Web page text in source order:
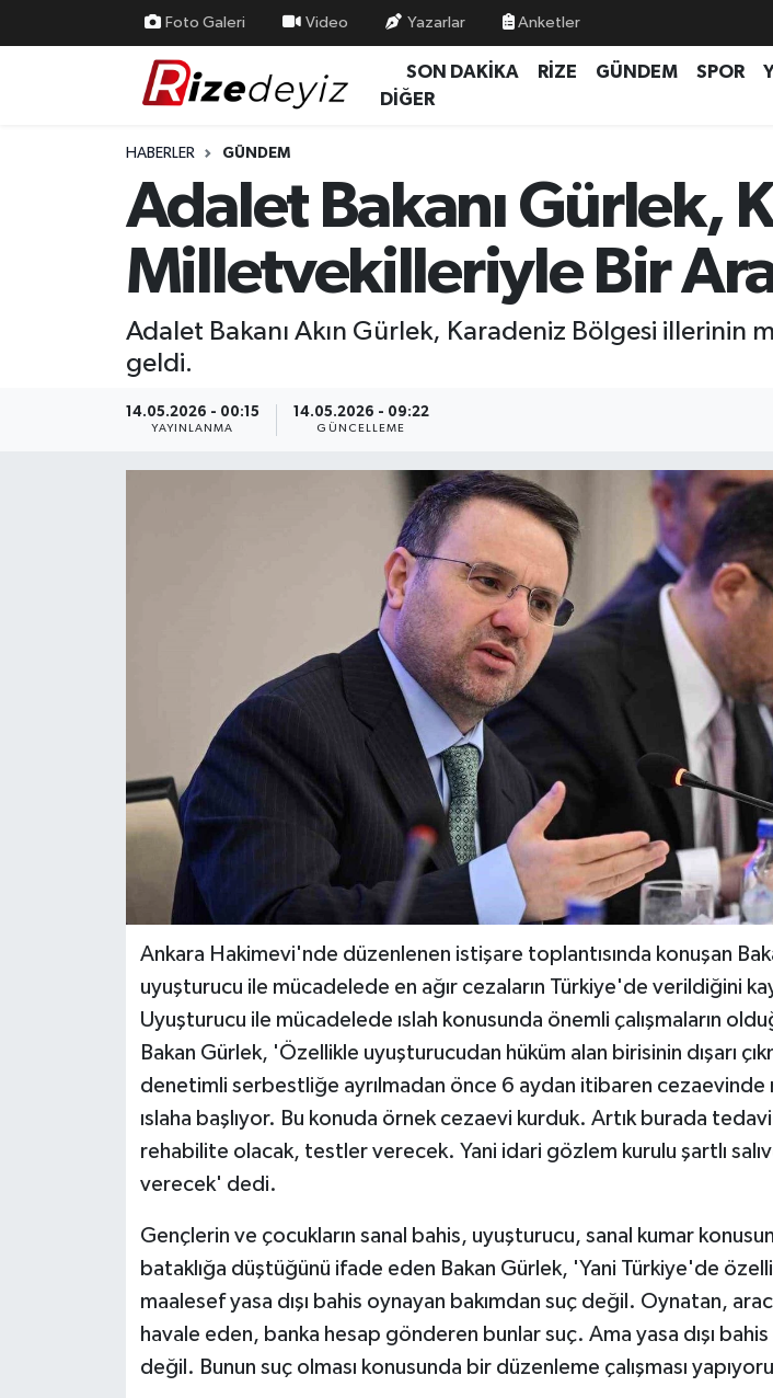
Foto Galeri Video Yazarlar Anketler
SON DAKİKA RİZE GÜNDEM SPOR
DİĞER
HABERLER GÜNDEM
Adalet Bakanı Gürlek,
Milletvekilleriyle Bir
Adalet Bakanı Akın Gürlek, Karadeniz Bölgesi illerinin
geldi.
14.05.2026 - 00:15
YAYINLANMA
14.05.2026 - 09:22
GÜNCELLEME
Ankara Hakimevi'nde düzenlenen istişare toplantısında konuşan
uyuşturucu ile mücadelede en ağır cezaların Türkiye'de verildiğini
Uyuşturucu ile mücadelede ıslah konusunda önemli çalışmaların
Bakan Gürlek, 'Özellikle uyuşturucudan hüküm alan birisinin dışarı
denetimli serbestliğe ayrılmadan önce 6 aydan itibaren cezaevinde
ıslaha başlıyor. Bu konuda örnek cezaevi kurduk. Artık burada
rehabilite olacak, testler verecek. Yani idari gözlem kurulu şartlı
verecek' dedi.
Gençlerin ve çocukların sanal bahis, uyuşturucu, sanal kumar
bataklığa düştüğünü ifade eden Bakan Gürlek, 'Yani Türkiye'de
maalesef yasa dışı bahis oynayan bakımdan suç değil. Oynatan,
havale eden, banka hesap gönderen bunlar suç. Ama yasa dışı
değil. Bunun suç olması konusunda bir düzenleme çalışması
Yurttan Haberler
Ekonomi
Rize Nöbetçi Eczaneler
Rize Trafik Yoğunluk Haritası
Süper Lig Puan Durumu ve Fikstür
Son Dakika Haberleri
Haber Arşivi